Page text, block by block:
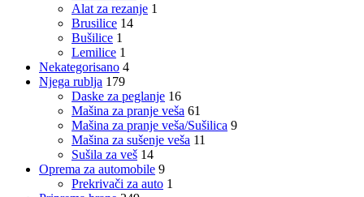
Alat za rezanje 1
Brusilice 14
Bušilice 1
Lemilice 1
Nekategorisano 4
Njega rublja 179
Daske za peglanje 16
Mašina za pranje veša 61
Mašina za pranje veša/Sušilica 9
Mašina za sušenje veša 11
Sušila za veš 14
Oprema za automobile 9
Prekrivači za auto 1